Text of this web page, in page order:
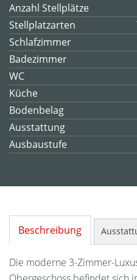
Anzahl Stellplätze
Stellplatzarten
Schlafzimmer
Badezimmer
WC
Küche
Bodenbelag
Ausstattung
Ausbaustufe
Beschreibung
Die moderne 3-Zimmer-